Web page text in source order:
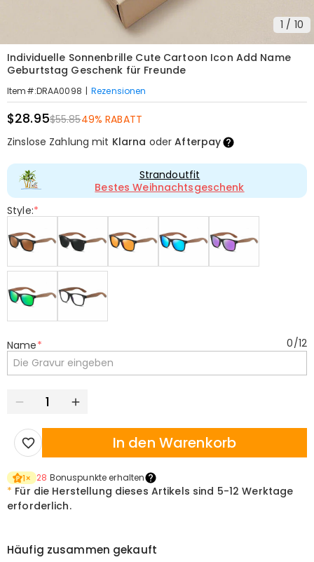
1 / 10
Individuelle Sonnenbrille Cute Cartoon Icon Add Name
Geburtstag Geschenk für Freunde
Item#:DRAA0098 | Rezensionen
$28.95$55.8549% RABATT
Zinslose Zahlung mit Klarna oderAfterpay
Strandoutfit
Bestes Weihnachtsgeschenk
Style:*
Name* 0/12
In den Warenkorb
1× 28 Bonuspunkte erhalten
* Für die Herstellung dieses Artikels sind 5-12 Werktage
erforderlich.
Häufig zusammen gekauft